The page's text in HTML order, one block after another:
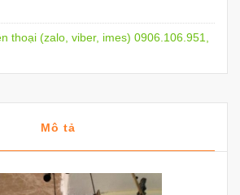
thoại (zalo, viber, imes) 0906.106.951,
Mô tả